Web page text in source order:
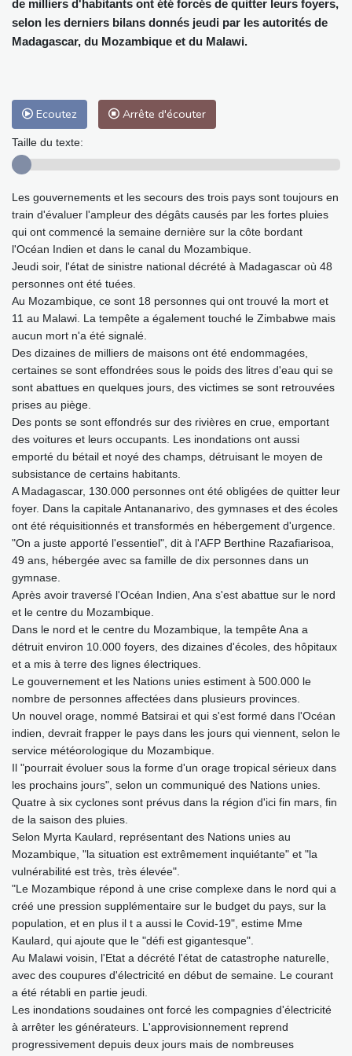
de milliers d'habitants ont été forcés de quitter leurs foyers,
selon les derniers bilans donnés jeudi par les autorités de
Madagascar, du Mozambique et du Malawi.
Ecoutez Arrête d'écouter
Taille du texte:
Les gouvernements et les secours des trois pays sont toujours en
train d'évaluer l'ampleur des dégâts causés par les fortes pluies
qui ont commencé la semaine dernière sur la côte bordant
l'Océan Indien et dans le canal du Mozambique.
Jeudi soir, l'état de sinistre national décrété à Madagascar où 48
personnes ont été tuées.
Au Mozambique, ce sont 18 personnes qui ont trouvé la mort et
11 au Malawi. La tempête a également touché le Zimbabwe mais
aucun mort n'a été signalé.
Des dizaines de milliers de maisons ont été endommagées,
certaines se sont effondrées sous le poids des litres d'eau qui se
sont abattues en quelques jours, des victimes se sont retrouvées
prises au piège.
Des ponts se sont effondrés sur des rivières en crue, emportant
des voitures et leurs occupants. Les inondations ont aussi
emporté du bétail et noyé des champs, détruisant le moyen de
subsistance de certains habitants.
A Madagascar, 130.000 personnes ont été obligées de quitter leur
foyer. Dans la capitale Antananarivo, des gymnases et des écoles
ont été réquisitionnés et transformés en hébergement d'urgence.
"On a juste apporté l'essentiel", dit à l'AFP Berthine Razafiarisoa,
49 ans, hébergée avec sa famille de dix personnes dans un
gymnase.
Après avoir traversé l'Océan Indien, Ana s'est abattue sur le nord
et le centre du Mozambique.
Dans le nord et le centre du Mozambique, la tempête Ana a
détruit environ 10.000 foyers, des dizaines d'écoles, des hôpitaux
et a mis à terre des lignes électriques.
Le gouvernement et les Nations unies estiment à 500.000 le
nombre de personnes affectées dans plusieurs provinces.
Un nouvel orage, nommé Batsirai et qui s'est formé dans l'Océan
indien, devrait frapper le pays dans les jours qui viennent, selon le
service météorologique du Mozambique.
Il "pourrait évoluer sous la forme d'un orage tropical sérieux dans
les prochains jours", selon un communiqué des Nations unies.
Quatre à six cyclones sont prévus dans la région d'ici fin mars, fin
de la saison des pluies.
Selon Myrta Kaulard, représentant des Nations unies au
Mozambique, "la situation est extrêmement inquiétante" et "la
vulnérabilité est très, très élevée".
"Le Mozambique répond à une crise complexe dans le nord qui a
créé une pression supplémentaire sur le budget du pays, sur la
population, et en plus il t a aussi le Covid-19", estime Mme
Kaulard, qui ajoute que le "défi est gigantesque".
Au Malawi voisin, l'Etat a décrété l'état de catastrophe naturelle,
avec des coupures d'électricité en début de semaine. Le courant
a été rétabli en partie jeudi.
Les inondations soudaines ont forcé les compagnies d'électricité
à arrêter les générateurs. L'approvisionnement reprend
progressivement depuis deux jours mais de nombreuses